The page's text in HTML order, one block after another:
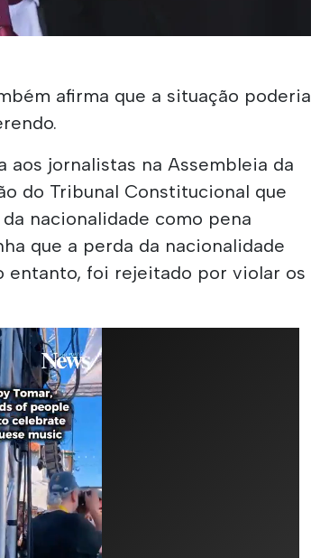
afirma que a situação poderia
jornalistas na Assembleia da
do Tribunal Constitucional que
nacionalidade como pena
que a perda da nacionalidade
entanto, foi rejeitado por violar os